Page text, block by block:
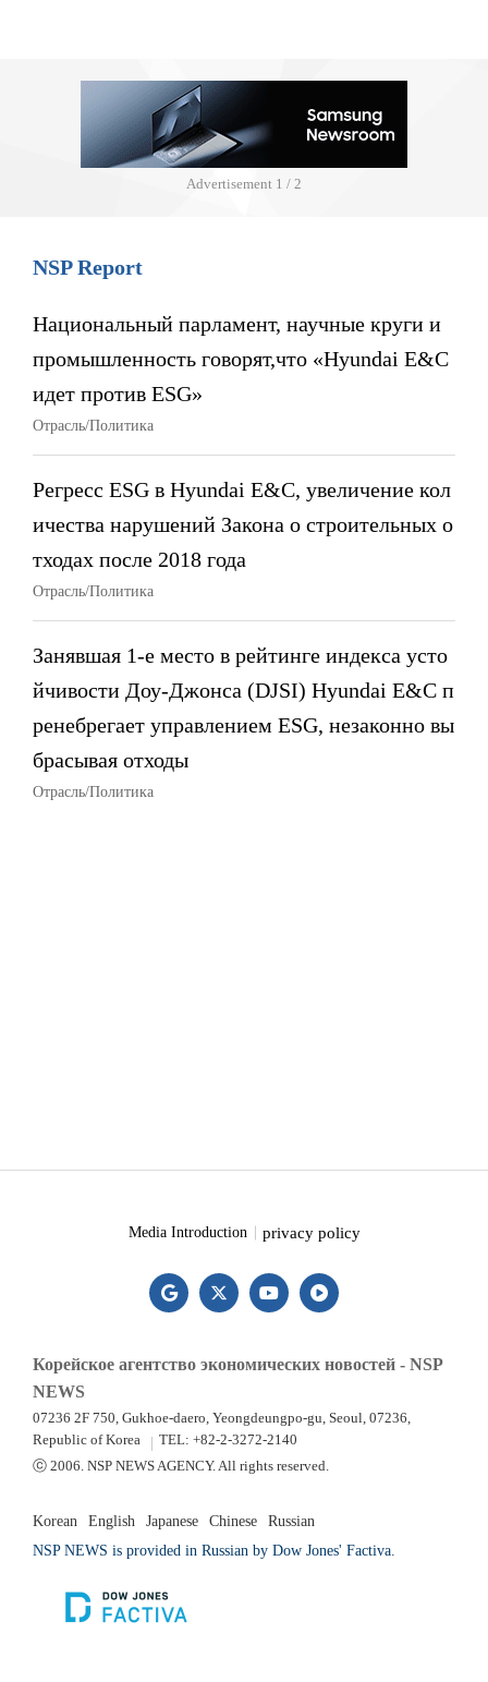
Advertisement 1 / 2
NSP Report
Национальный парламент, научные круги и
промышленность говорят,что «Hyundai E&C
идет против ESG»
Отрасль/Политика
Регресс ESG в Hyundai E&C, увеличение кол
ичества нарушений Закона о строительных о
тходах после 2018 года
Отрасль/Политика
Занявшая 1-е место в рейтинге индекса усто
йчивости Доу-Джонса (DJSI) Hyundai E&C п
ренебрегает управлением ESG, незаконно вы
брасывая отходы
Отрасль/Политика
Media Introduction privacy policy
Корейское агентство экономических новостей - NSP
NEWS
07236 2F 750, Gukhoe-daero, Yeongdeungpo-gu, Seoul, 07236,
Republic of Korea
TEL: +82-2-3272-2140
ⓒ 2006. NSP NEWS AGENCY. All rights reserved.
Korean English Japanese Chinese
Russian
NSP NEWS is provided in Russian by Dow Jones' Factiva.